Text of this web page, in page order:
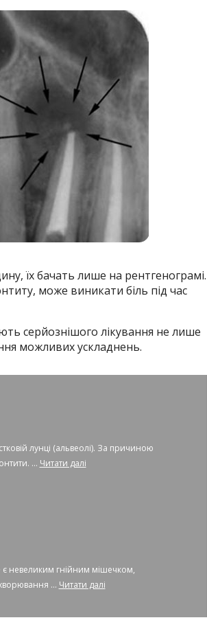
їх бачать лише на рентгенограмі.
може виникати біль під час
серйознішого лікування не лише
можливих ускладнень.
лунці (альвеолі). За причиною
... Читати далі
невеликим гнійним мішечком,
... Читати далі